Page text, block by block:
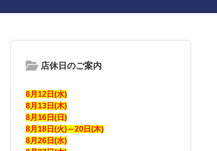
店休日のご案内
8月12日(水)
8月13日(木)
8月16日(日)
8月18日(火)～20日(木)
8月26日(水)